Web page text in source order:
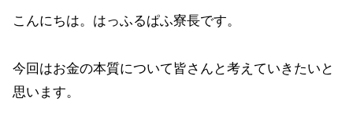
こんにちは。はっふるぱふ寮長です。
今回はお金の本質について皆さんと考えていきたいと
思います。